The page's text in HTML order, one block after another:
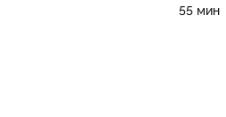
55 мин